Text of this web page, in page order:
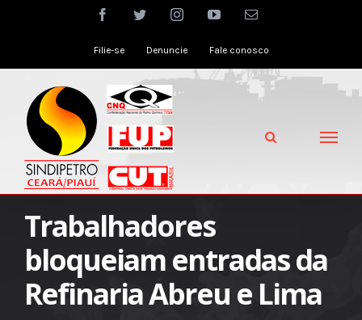
facebooktwitter instagramyoutubeEmail
Filie-se Denuncie Fale conosco
Trabalhadores
bloqueiam entradas da
Refinaria Abreu e Lima